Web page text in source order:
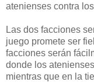
atenienses contra
Las dos facciones
juego promete ser
facciones serán
donde los
mientras que en la